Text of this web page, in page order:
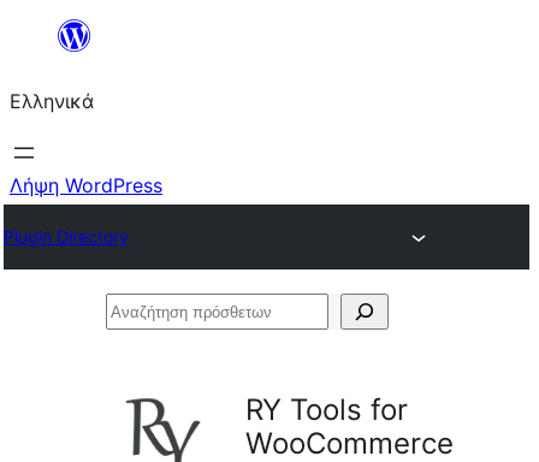
Μετάβαση
περιεχόμενο
Ελληνικά
Λήψη WordPress
Plugin Directory
Αναζήτηση
RY Tools for
WooCommerce